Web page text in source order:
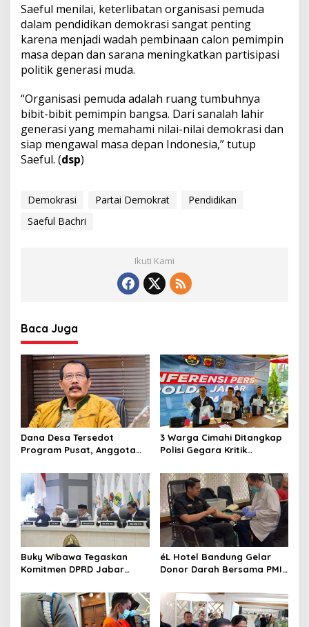
Saeful menilai, keterlibatan organisasi pemuda
dalam pendidikan demokrasi sangat penting
karena menjadi wadah pembinaan calon pemimpin
masa depan dan sarana meningkatkan partisipasi
politik generasi muda.
“Organisasi pemuda adalah ruang tumbuhnya
bibit-bibit pemimpin bangsa. Dari sanalah lahir
generasi yang memahami nilai-nilai demokrasi dan
siap mengawal masa depan Indonesia,” tutup
Saeful. (dsp)
Demokrasi Partai Demokrat
Pendidikan
Saeful Bachri
Ikuti Kami
Baca Juga
Dana Desa Tersedot
Program Pusat, Anggota
Pemprov Realisasikan
‘Desa Diurus Kota Ditata’
3 Warga Cimahi Ditangkap
Polisi Gegara Kritik
via Medsos
Buky Wibawa Tegaskan
Komitmen DPRD Jabar
Berkualitas
éL Hotel Bandung Gelar
Donor Darah Bersama PMI,
Kesehatan Gratis dan
Beragam Manfaat bagi
Peserta